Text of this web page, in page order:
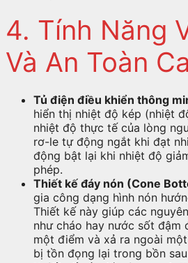
4. Tính Năng
Và An Toàn
Tủ điện điều khiển thông
hiển thị nhiệt độ kép (nhiệt
nhiệt độ thực tế của lòng
rơ-le tự động ngắt khi đạt
động bật lại khi nhiệt độ
phép.
Thiết kế đáy nón (Cone
gia công dạng hình nón
Thiết kế này giúp các
như cháo hay nước sốt đậm
một điểm và xả ra ngoài
bị tồn đọng lại trong bồn